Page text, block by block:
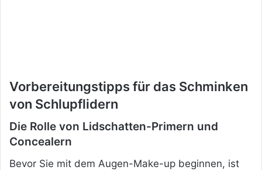
Vorbereitungstipps für das Schminken
von Schlupflidern
Die Rolle von Lidschatten-Primern und
Concealern
Bevor Sie mit dem Augen-Make-up beginnen, ist